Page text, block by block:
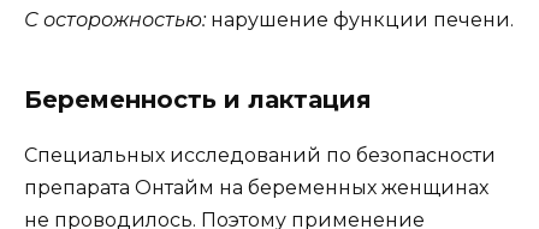
С осторожностью:нарушение функции печени.
Беременность и лактация
Специальных исследований по безопасности
препарата Онтайм на беременных женщинах
не проводилось. Поэтому применение